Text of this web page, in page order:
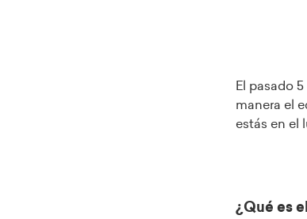
El pasado
manera el
estás en el
¿Qué es